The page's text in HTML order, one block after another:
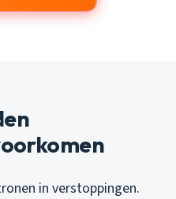
in verstoppingen.